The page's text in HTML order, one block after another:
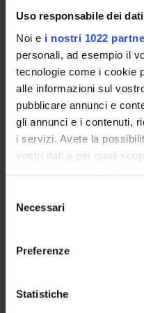
Uso responsabile dei dati
Noi e i nostri 1022
personali, ad esempio il
tecnologie come i cookie
alle informazioni sul
pubblicare annunci e
gli annunci e i contenuti,
i servizi. Avete la
vostri dati e per quali
privacy sono applicabili
modificare o revocare il
momento dalla
raccogliere
geografica, con
delNecessari
Preferenze
Statistiche
PUBLICATIONS
ASSIGNMENTS
ORGANISATION
GOVERNANCE
STUDENT